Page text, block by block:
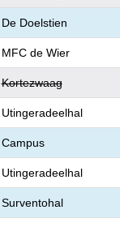
De Doelstien
MFC de Wier
Kortezwaag
Utingeradeelhal
Campus
Utingeradeelhal
Surventohal